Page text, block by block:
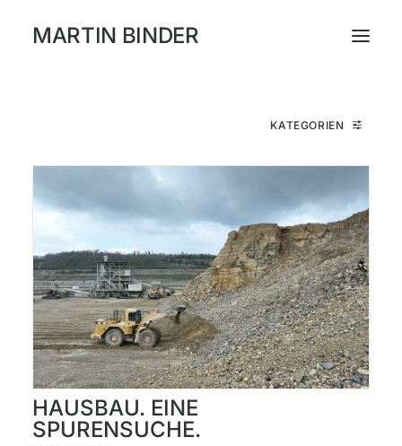
MARTIN BINDER
KATALOG
AUSSTELLUNGEN
PRESSE
ÜBER
INSTAGRAM
NEWSLETTER
KONTAKT
KATEGORIEN
HAUSBAU. EINE
SPURENSUCHE.